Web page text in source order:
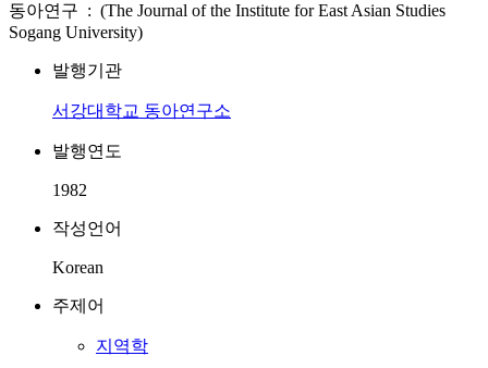
동아연구 : (The Journal of the Institute for East Asian Studies
Sogang University)
발행기관
서강대학교 동아연구소
발행연도
1982
작성언어
Korean
주제어
지역학